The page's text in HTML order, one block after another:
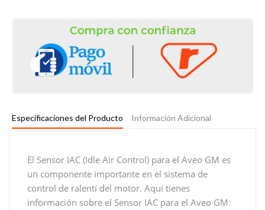
Especificaciones del Producto Información Adicional
El Sensor IAC (Idle Air Control) para el Aveo GM es
un componente importante en el sistema de
control de ralentí del motor. Aquí tienes
información sobre el Sensor IAC para el Aveo GM: